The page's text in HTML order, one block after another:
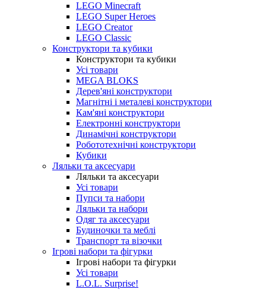
LEGO Minecraft
LEGO Super Heroes
LEGO Creator
LEGO Classic
Конструктори та кубики
Конструктори та кубики
Усі товари
MEGA BLOKS
Дерев'яні конструктори
Магнітні і металеві конструктори
Кам'яні конструктори
Електронні конструктори
Динамічні конструктори
Робототехнічні конструктори
Кубики
Ляльки та аксесуари
Ляльки та аксесуари
Усі товари
Пупси та набори
Ляльки та набори
Одяг та аксесуари
Будиночки та меблі
Транспорт та візочки
Ігрові набори та фігурки
Ігрові набори та фігурки
Усі товари
L.O.L. Surprise!